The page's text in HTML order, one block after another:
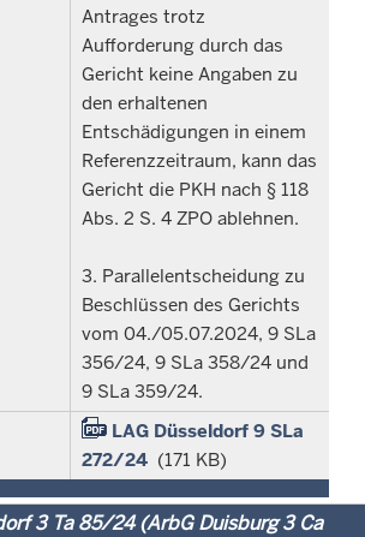
Antrages trotz
Aufforderung durch das
Gericht keine Angaben zu
den erhaltenen
Entschädigungen in einem
Referenzzeitraum, kann das
Gericht die PKH nach § 118
Abs. 2 S. 4 ZPO ablehnen.
3. Parallelentscheidung zu
Beschlüssen des Gerichts
vom 04./05.07.2024, 9 SLa
356/24, 9 SLa 358/24 und
9 SLa 359/24.
LAG Düsseldorf 9 SLa
272/24 (171 KB)
3 Ta 85/24 (ArbG Duisburg 3 Ca